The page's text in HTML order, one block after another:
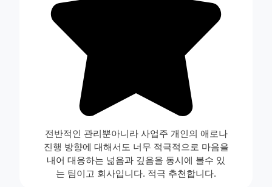
전반적인 관리뿐아니라 사업주 개인의 애로나
진행 방향에 대해서도 너무 적극적으로 마음을
내어 대응하는 넒음과 깊음을 동시에 볼수 있
는 팀이고 회사입니다. 적극 추천합니다.